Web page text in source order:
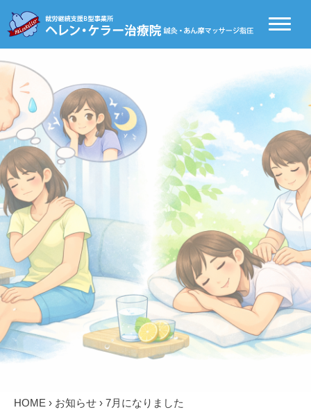
HOME › お知らせ › 7月になりました